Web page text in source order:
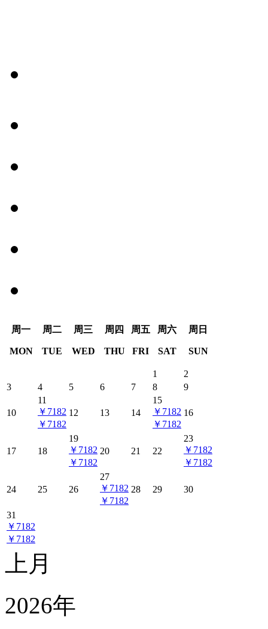
周一
MON
周二
TUE
周三
WED
周 四
THU
周五
FRI
周六
SAT
周 日
SUN
1
2
3
4 5 6 7 8 9
10
11
￥7182
￥7182
12 13 14
15
￥7182
￥7182
16
17 18
19
￥7182
￥7182
20 21 22
23
￥7182
￥7182
24 25 26
27
￥7182
￥7182
28 29 30
31
￥7182
￥7182
上月
2026年